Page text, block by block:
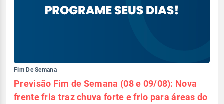
Fim De Semana
Previsão Fim de Semana (08 e 09/08): Nova
frente fria traz chuva forte e frio para áreas do